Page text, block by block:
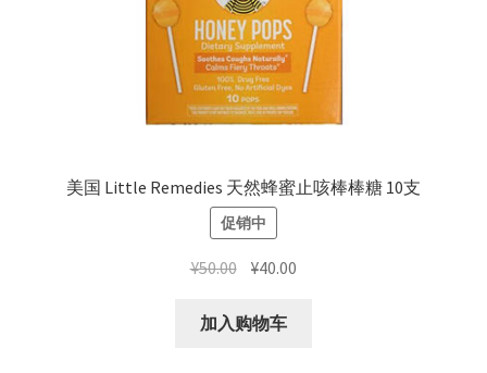
美国 Little Remedies 天然蜂蜜止咳棒棒糖 10支
促销中
¥50.00 原
为：
¥40.00
加入购物车